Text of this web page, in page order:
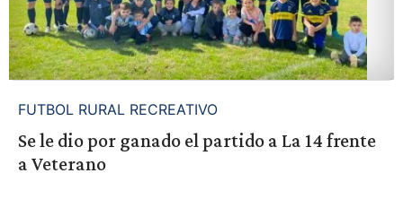
FUTBOL RURAL RECREATIVO
Se le dio por ganado el partido a La 14 frente
a Veterano